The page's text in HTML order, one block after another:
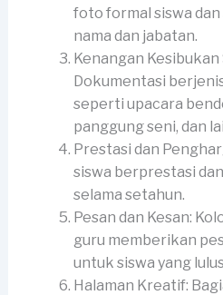
foto formal siswa
nama dan jabatan.
Kenangan Kesibukan
Dokumentasi
seperti upacara
panggung seni, dan
Prestasi dan
siswa berprestasi
selama setahun.
Pesan dan Kesan:
guru memberikan
untuk siswa yang
Halaman Kreatif: